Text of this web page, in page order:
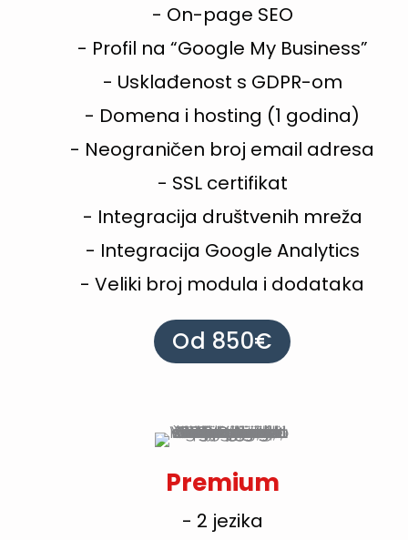
- On-page SEO
- Profil na “Google My Business”
- Usklađenost s GDPR-om
- Domena i hosting (1 godina)
- Neograničen broj email adresa
- SSL certifikat
- Integracija društvenih mreža
- Integracija Google Analytics
- Veliki broj modula i dodataka
Od 850€
Premium
- 2 jezika